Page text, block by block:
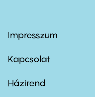
Footer
first
Impresszum
Kapcsolat
Footer
Házirend